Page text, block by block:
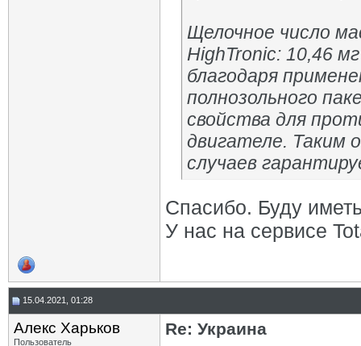
Щелочное число
HighTronic: 10,46
благодаря
полнозольного
свойства для
двигателе. Таким
случаев
Спасибо. Буду
У нас на сервисе
15.04.2021, 01:28
Алекс Харьков
Пользователь
Re: Украина